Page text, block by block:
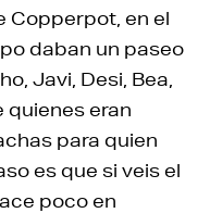
Copperpot, en el
daban un paseo
Javi, Desi, Bea,
quienes eran
para quien
es que si veis el
poco en